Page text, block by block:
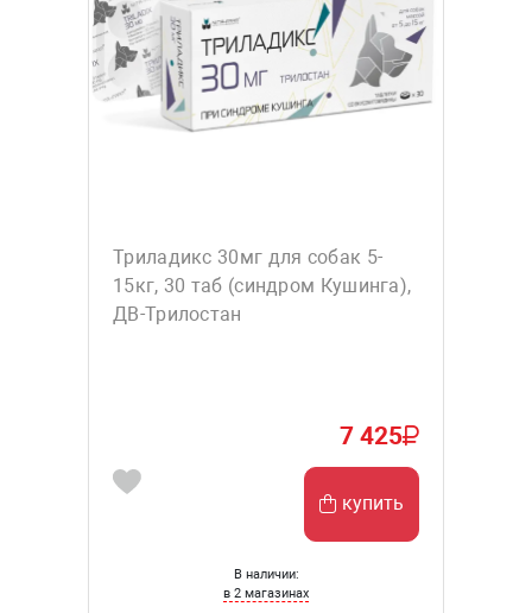
Триладикс 30мг для собак 5-
15кг, 30 таб (синдром Кушинга),
ДВ-Трилостан
7 425
купить
В наличии:
в 2 магазинах